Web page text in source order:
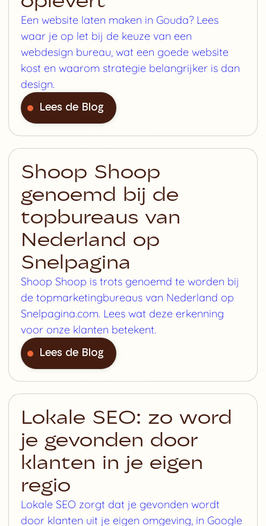
Een website laten maken in Gouda? Lees
waar je op let bij de keuze van een
webdesign bureau, wat een goede website
kost en waarom strategie belangrijker is dan
design.
Lees de Blog
Shoop Shoop
genoemd bij de
topbureaus van
Nederland op
Snelpagina
Shoop Shoop is trots genoemd te worden bij
de topmarketingbureaus van Nederland op
Snelpagina.com. Lees wat deze erkenning
voor onze klanten betekent.
Lees de Blog
Lokale SEO: zo word
je gevonden door
klanten in je eigen
regio
Lokale SEO zorgt dat je gevonden wordt
door klanten uit je eigen omgeving, in Google